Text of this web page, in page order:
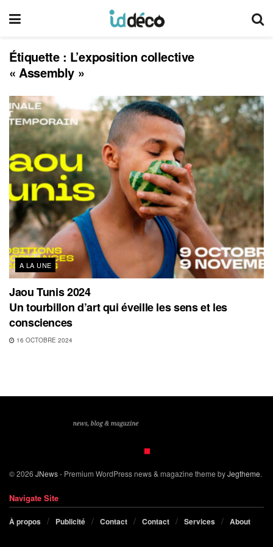
Étiquette : L’exposition collective
« Assembly »
A LA UNE
Jaou Tunis 2024
Un tourbillon d’art qui éveille les sens et les
consciences
16 OCTOBRE 2024
© 2026 JNews- Premium WordPress news & magazine theme byJegtheme.
Navigate Site
À propos Publicité Contact Contact Services About